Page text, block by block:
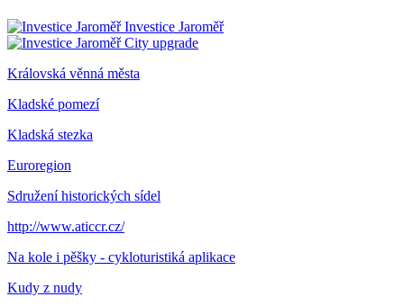
Investice Jaroměř
City upgrade
Královská věnná města
Kladské pomezí
Kladská stezka
Euroregion
Sdružení historických sídel
http://www.aticcr.cz/
Na kole i pěšky - cykloturistiká aplikace
Kudy z nudy